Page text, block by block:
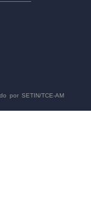
por SETIN/TCE-AM